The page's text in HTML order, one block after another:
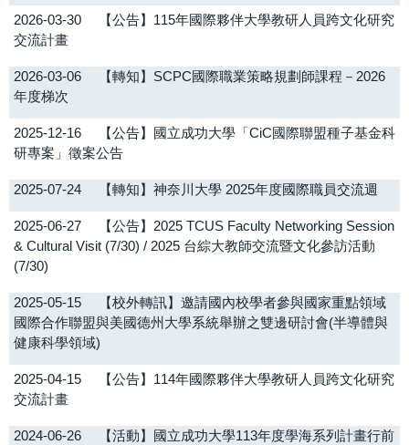
僑、陸生
院系所及教職員
獎學金/補助資訊
轉知公告
2026-03-30
【公告】115年國際夥伴大學教研人員跨文化研究
交流計畫
2026-03-06
【轉知】SCPC國際職業策略規劃師課程－2026
年度梯次
2025-12-16
【公告】國立成功大學「CiC國際聯盟種子基金科
研專案」徵案公告
2025-07-24 【轉知】神奈川大學 2025年度國際職員交流週
2025-06-27
【公告】2025 TCUS Faculty Networking Session
& Cultural Visit (7/30) / 2025 台綜大教師交流暨文化參訪活動
(7/30)
2025-05-15
【校外轉訊】邀請國內校學者參與國家重點領域
國際合作聯盟與美國德州大學系統舉辦之雙邊研討會(半導體與
健康科學領域)
2025-04-15
【公告】114年國際夥伴大學教研人員跨文化研究
交流計畫
2024-06-26
【活動】國立成功大學113年度學海系列計畫行前